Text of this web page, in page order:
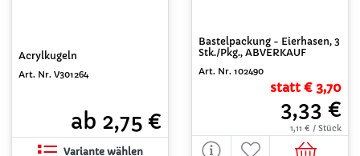
Acrylkugeln
Art. Nr. V301264
ab 2,75 €
Variante wählen
Bastelpackung - Eierhasen, 3
Stk./Pkg., ABVERKAUF
Art. Nr. 102490
statt € 3,70
3,33 €
1,11 € / Stück